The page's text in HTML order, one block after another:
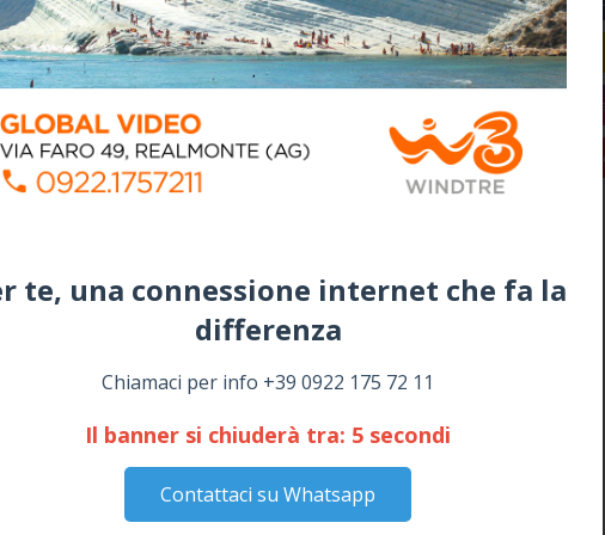
te, una connessione internet che fa la
differenza​
Chiamaci per info +39 0922 175 72 11
Il banner si chiuderà tra: 4 secondi
Contattaci su Whatsapp